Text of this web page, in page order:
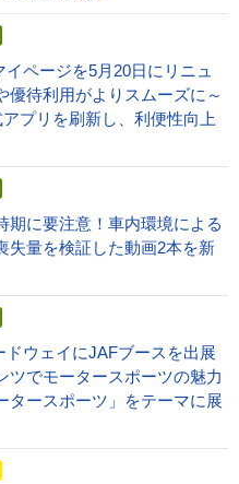
ページを5月20日にリニュ
待利用がよりスムーズに～
プリを刷新し、利便性向上
期に要注意！車内環境による
失量を検証した動画2本を新
ウェイにJAFブースを出展
ツでモータースポーツの魅力
タースポーツ」をテーマに展